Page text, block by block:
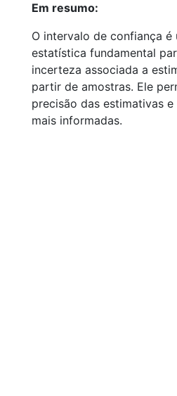
Em resumo:
O intervalo de confiança é
estatística fundamental
incerteza associada a
partir de amostras. Ele
precisão das estimativas
mais informadas.